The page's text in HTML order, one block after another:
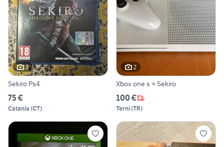
3
Sekiro Ps4
75 €
Catania (CT)
2
Xbox one s + Sekiro
100 €
Terni(TR)